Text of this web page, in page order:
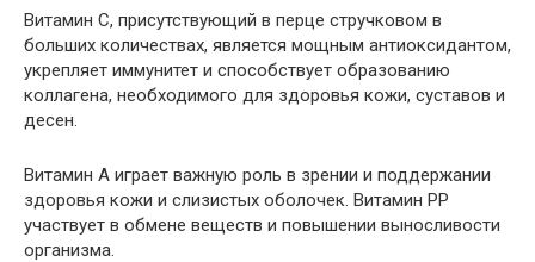
Витамин С, присутствующий в перце стручковом в
больших количествах, является мощным антиоксидантом,
укрепляет иммунитет и способствует образованию
коллагена, необходимого для здоровья кожи, суставов и
десен.
Витамин А играет важную роль в зрении и поддержании
здоровья кожи и слизистых оболочек. Витамин РР
участвует в обмене веществ и повышении выносливости
организма.